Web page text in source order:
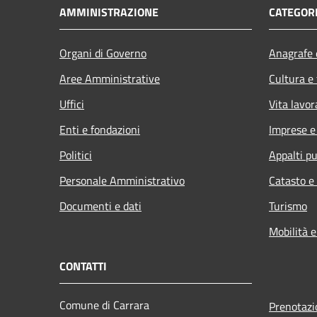
AMMINISTRAZIONE
Organi di Governo
Aree Amministrative
Uffici
Enti e fondazioni
Politici
Personale Amministrativo
Documenti e dati
Cultura
Vita
Imprese
Appalti
Catasto
Turismo
Mobilità
CONTATTI
Comune di Carrara